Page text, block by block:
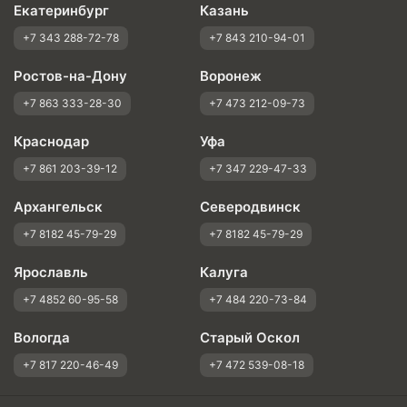
Екатеринбург
+7 343 288-72-78
Казань
+7 843 210-94-01
Ростов-на-Дону
+7 863 333-28-30
Воронеж
+7 473 212-09-73
Краснодар
+7 861 203-39-12
Уфа
+7 347 229-47-33
Архангельск
+7 8182 45-79-29
Северодвинск
+7 8182 45-79-29
Ярославль
+7 4852 60-95-58
Калуга
+7 484 220-73-84
Вологда
+7 817 220-46-49
Старый Оскол
+7 472 539-08-18